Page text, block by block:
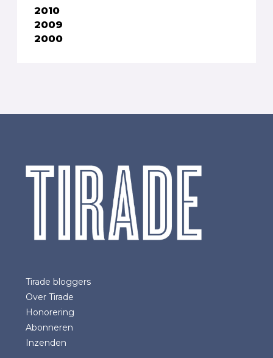
2010
2009
2000
Tirade bloggers
Over Tirade
Honorering
Abonneren
Inzenden